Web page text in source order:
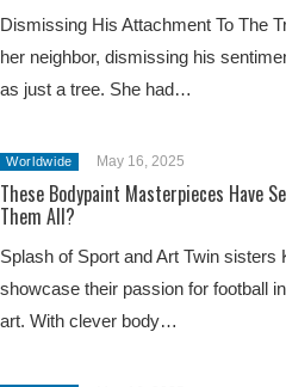
Dismissing His Attachment To The
her neighbor, dismissing his
as just a tree. She had…
Worldwide May 16, 2025
These Bodypaint Masterpieces Have
Them All?
Splash of Sport and Art Twin
showcase their passion for football
art. With clever body…